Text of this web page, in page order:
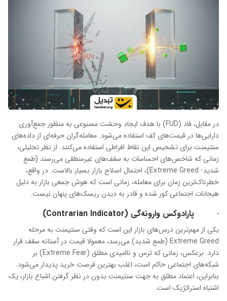
در مقابل، فاد (FUD) با هدف ایجاد وحشت مصنوعی به منظور جمع‌آوری
دارایی‌ها در قیمت‌های کف استفاده می‌شود. معامله‌گران حرفه‌ای از داده‌های
سنتیمنت برای تشخیص این نقاط افراطی استفاده می‌کنند. از نظر تحلیلی،
زمانی که شاخص‌های احساسات به سقف‌های غیرمنطقی می‌رسند (طمع
شدید- Extreme Greed)، احتمال اصلاح بازار بسیار بالاست. در واقع،
خطرناک‌ترین زمان برای معامله، زمانی است که هوش جمعی بازار به دلیل
هیجانات اجتماعی کور شده و قادر به دیدن ریسک‌های پنهان نیست.
· پارادوکس وارونه‌گی (Contrarian Indicator)
یکی از مهم‌ترین درس‌های بازار این است که وقتی سنتیمنت به مرحله
Extreme Greed (طمع شدید) می‌رسد، معمولا قیمت در آستانه سقف قرار
دارد. برعکس، زمانی که ترس و ناامیدی مطلق (Extreme Fear) بر
شبکه‌های اجتماعی حاکم است، اغلب بهترین فرصت خرید پدیدار می‌شود.
بنابراین، اعتماد مطلق به جهت سنتیمنت بدون در نظر گرفتن اشباع بازار، یک
اشتباه استراتژیک است.